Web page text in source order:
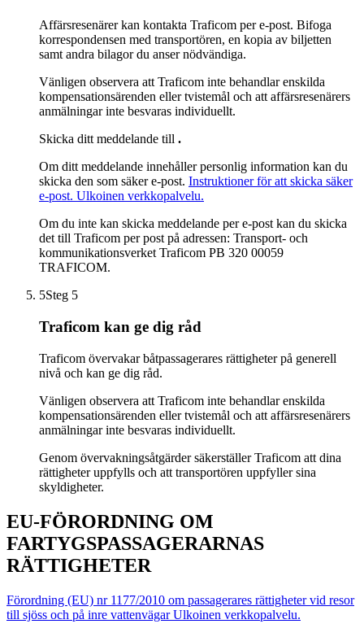
Affärsresenärer kan kontakta Traficom per e-post. Bifoga
korrespondensen med transportören, en kopia av biljetten
samt andra bilagor du anser nödvändiga.
Vänligen observera att Traficom inte behandlar enskilda
kompensationsärenden eller tvistemål och att affärsresenärers
anmälningar inte besvaras individuellt.
Skicka ditt meddelande till .
Om ditt meddelande innehåller personlig information kan du
skicka den som säker e-post. Instruktioner för att skicka säker
e-post. Ulkoinen verkkopalvelu.
Om du inte kan skicka meddelande per e-post kan du skicka
det till Traficom per post på adressen: Transport- och
kommunikationsverket Traficom PB 320 00059
TRAFICOM.
5Steg 5
Traficom kan ge dig råd
Traficom övervakar båtpassagerares rättigheter på generell
nivå och kan ge dig råd.
Vänligen observera att Traficom inte behandlar enskilda
kompensationsärenden eller tvistemål och att affärsresenärers
anmälningar inte besvaras individuellt.
Genom övervakningsåtgärder säkerställer Traficom att dina
rättigheter uppfylls och att transportören uppfyller sina
skyldigheter.
EU-FÖRORDNING OM
FARTYGSPASSAGERARNAS
RÄTTIGHETER
Förordning (EU) nr 1177/2010 om passagerares rättigheter vid resor
till sjöss och på inre vattenvägar Ulkoinen verkkopalvelu.